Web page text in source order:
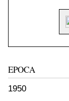
EPOCA
1950